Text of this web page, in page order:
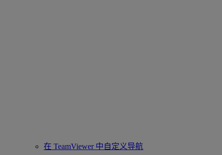
在 TeamViewer 中自定义导航